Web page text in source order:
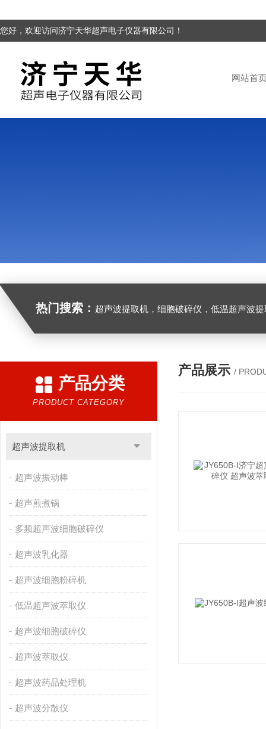
您好，欢迎访问济宁天华超声电子仪器有限公司！
网站首
热门搜索： 超声波提取机，细胞破碎仪，低温超声波
产品分类
PRODUCT CATEGORY
超声波提取机
超声波振动棒
超声煎煮锅
多频超声波细胞破碎仪
超声波乳化器
超声波细胞粉碎机
低温超声波萃取仪
超声波细胞破碎仪
超声波萃取仪
超声波药品处理机
超声波分散仪
产品展示 /